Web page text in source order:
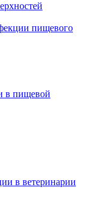
пищевого
в пищевой
в ветеринарии